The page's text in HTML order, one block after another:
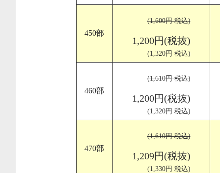
450部
(1,600円 税込)
1,200円(税抜)
(1,320円 税込)
460部
(1,610円 税込)
1,200円(税抜)
(1,320円 税込)
470部
(1,610円 税込)
1,209円(税抜)
(1,330円 税込)